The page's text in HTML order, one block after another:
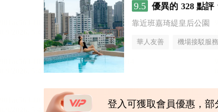
9.5 優異的 328 點評
靠近班嘉琦緹皇后公園
華人友善 機場接駁服務
登入可獲取會員優惠，